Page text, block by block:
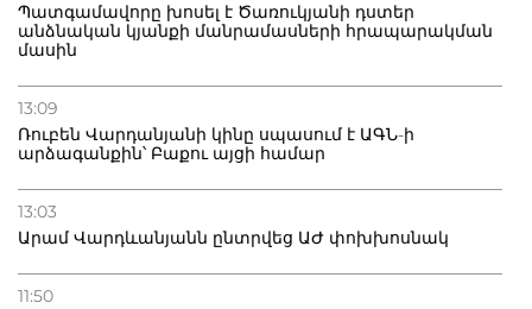
Պատգամավորը խոսել է Ծառուկյանի դստեր
անձնական կյանքի մանրամասների հրապարակման
մասին
13:09
Ռուբեն Վարդանյանի կինը սպասում է ԱԳՆ-ի
արձագանքին՝ Բաքու այցի համար
13:03
Արամ Վարդևանյանն ընտրվեց ԱԺ փոխխոսնակ
11:50
27.07.2026
Բաքվու հայ գերու վիճակը վատթարացել է. ընտանիքը